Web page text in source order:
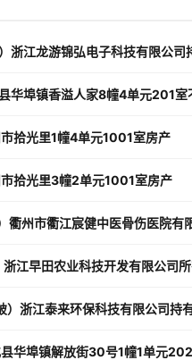
浙江龙游锦弘电子科技有限公司
华埠镇香溢人家8幢4单元201室
拾光里1幢4单元1001室房产
拾光里3幢2单元1001室房产
衢州市衢江宸健中医骨伤医院有
江早田农业科技开发有限公司
浙江泰来环保科技有限公司持
华埠镇解放街30号1幢1单元